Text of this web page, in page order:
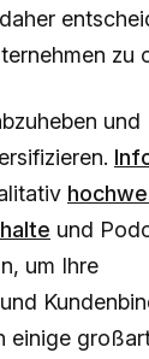
zu
und
und
um Ihre
einige